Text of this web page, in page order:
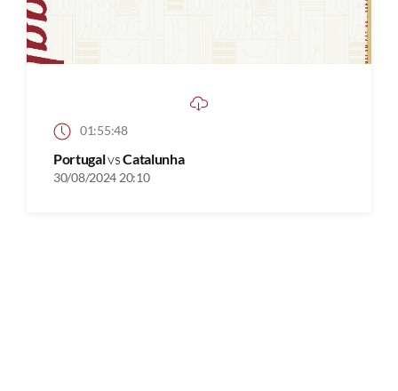
01:55:48
PortugalvsCatalunha
30/08/2024 20:10